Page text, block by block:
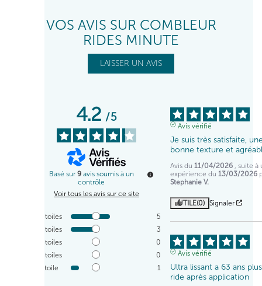
VOS AVIS SUR COMBLEUR
RIDES MINUTE
LAISSER UN AVIS
4.2/5
Basé sur 9 avis soumis à un
contrôle
Voir tous les avis sur ce site
étoiles
5
étoiles
3
étoiles
0
étoiles
0
étoile 1
Avis vérifié
Je suis très satisfaite,
bonne texture et
Avis du 11/04/2026
, suite à
expérience du 13/03/2026
Stephanie V.
UTILE(0) Signaler
Avis vérifié
Ultra lissant a 63 ans
ride après application